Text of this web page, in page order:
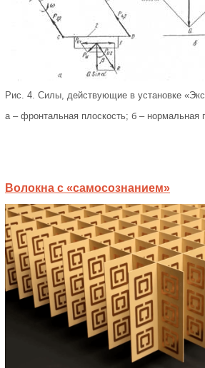
Рис. 4. Силы, действующие в установке
а – фронтальная плоскость; б – нормальная
Волокна с «самосознанием»